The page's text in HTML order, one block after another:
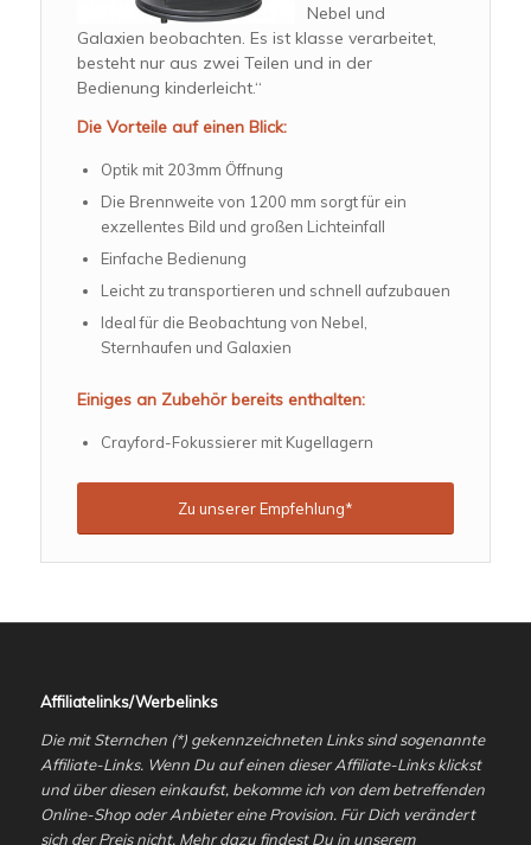
Nebel und
Galaxien beobachten. Es ist klasse verarbeitet,
besteht nur aus zwei Teilen und in der
Bedienung kinderleicht.“
Die Vorteile auf einen Blick:
Optik mit 203mm Öffnung
Die Brennweite von 1200 mm sorgt für ein
exzellentes Bild und großen Lichteinfall
Einfache Bedienung
Leicht zu transportieren und schnell aufzubauen
Ideal für die Beobachtung von Nebel,
Sternhaufen und Galaxien
Einiges an Zubehör bereits enthalten:
Crayford-Fokussierer mit Kugellagern
Zu unserer Empfehlung*
Affiliatelinks/Werbelinks
Die mit Sternchen (*) gekennzeichneten Links sind sogenannte
Affiliate-Links. Wenn Du auf einen dieser Affiliate-Links klickst
und über diesen einkaufst, bekomme ich von dem betreffenden
Online-Shop oder Anbieter eine Provision. Für Dich verändert
sich der Preis nicht. Mehr dazu findest Du in unserem